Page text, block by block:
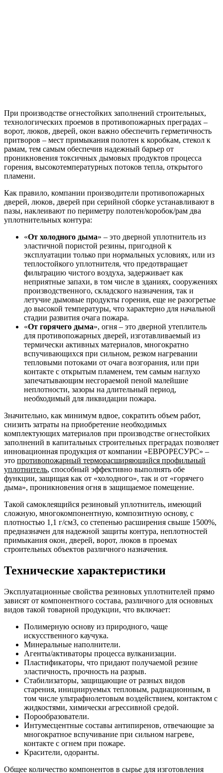
При производстве огнестойких заполнений строительных,
технологических проемов в противопожарных преградах –
ворот, люков, дверей, окон важно обеспечить герметичность
притворов – мест примыкания полотен к коробкам, стекол к
рамам, тем самым обеспечив надежный барьер от
проникновения токсичных дымовых продуктов процесса
горения, высокотемпературных потоков тепла, открытого
пламени.
Как правило, компании производители противопожарных
дверей, люков, дверей при серийной сборке устанавливают в
пазы, наклеивают по периметру полотен/коробок/рам два
уплотнительных контура:
«От холодного дыма» – это дверной уплотнитель из
эластичной пористой резины, пригодной к
эксплуатации только при нормальных условиях, или из
теплостойкого уплотнителя, что предотвращает
фильтрацию чистого воздуха, задерживает как
неприятные запахи, в том числе в зданиях, сооружениях
производственного, складского назначения, так и
летучие дымовые продукты горения, еще не разогретые
до высокой температуры, что характерно для начальной
стадии развития очага пожара.
«От горячего дыма», огня – это дверной утеплитель
для противопожарных дверей, изготавливаемый из
термически активных материалов, многократно
вспучивающихся при сильном, резком нагревании
тепловыми потоками от очага возгорания, или при
контакте с открытым пламенем, тем самым наглухо
запечатывающим несгораемой пеной малейшие
неплотности, зазоры на длительный период,
необходимый для ликвидации пожара.
Значительно, как минимум вдвое, сократить объем работ,
снизить затраты на приобретение необходимых
комплектующих материалов при производстве огнестойких
заполнений в капитальных строительных преградах позволяет
инновационная продукция от компании «ЕВРОРЕСУРС» –
это противопожарный терморасширяющийся профильный
уплотнитель, способный эффективно выполнять обе
функции, защищая как от «холодного», так и от «горячего
дыма», проникновения огня в защищаемое помещение.
Такой самоклеящийся резиновый уплотнитель, имеющий
сложную, многокомпонентную, композитную основу, с
плотностью 1,1 г/см3, со степенью расширения свыше 1500%,
предназначен для надежной защиты контура, неплотностей
примыкания окон, дверей, ворот, люков в проемах
строительных объектов различного назначения.
Технические характеристики
Эксплуатационные свойства резиновых уплотнителей прямо
зависят от компонентного состава, различного для основных
видов такой товарной продукции, что включает:
Полимерную основу из природного, чаще
искусственного каучука.
Минеральные наполнители.
Агенты/активаторы процесса вулканизации.
Пластификаторы, что придают получаемой резине
эластичность, прочность на разрыв.
Стабилизаторы, защищающие от разных видов
старения, инициируемых тепловым, радиационным, в
том числе ультрафиолетовым воздействием, контактом с
жидкостями, химически агрессивной средой.
Порообразователи.
Интумесцентные составы антипиренов, отвечающие за
многократное вспучивание при сильном нагреве,
контакте с огнем при пожаре.
Красители, одоранты.
Общее количество компонентов в сырье для изготовления